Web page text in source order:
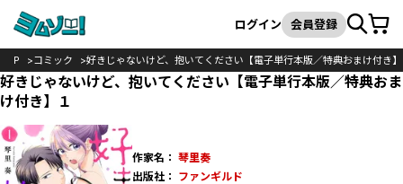
検索
ログイン 会員登録カート
TOP コミック 好きじゃないけど、抱いてください【電子単行本版／特典おまけ付き】
好きじゃないけど、抱いてください【電子単行本版／特典おま
け付き】１
作家名： 琴里奏
出版社： ファンギルド